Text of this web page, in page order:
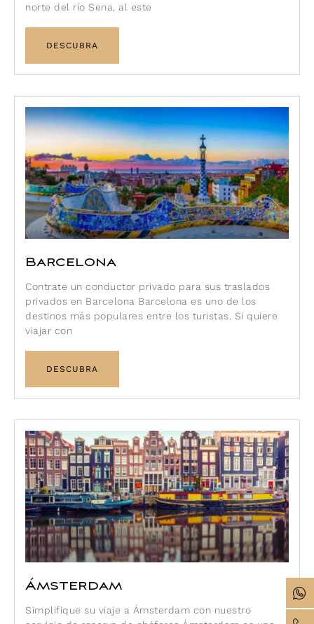
norte del río Sena, al este
DESCUBRA
Barcelona
Contrate un conductor privado para sus traslados
privados en Barcelona Barcelona es uno de los
destinos más populares entre los turistas. Si quiere
viajar con
DESCUBRA
Ámsterdam
Simplifique su viaje a Ámsterdam con nuestro